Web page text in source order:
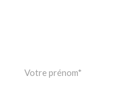
Votre prénom*